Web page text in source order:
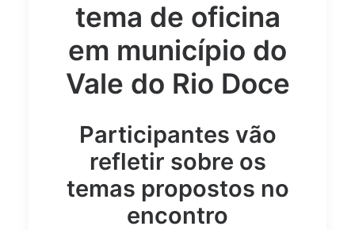
tema de oficina
em município do
Vale do Rio Doce
Participantes vão
refletir sobre os
temas propostos no
encontro